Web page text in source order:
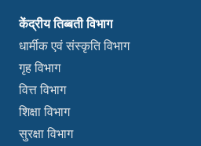
केंद्रीय तिब्बती विभाग
धार्मीक एवं संस्कृति विभाग
गृह विभाग
वित्त विभाग
शिक्षा विभाग
सुरक्षा विभाग